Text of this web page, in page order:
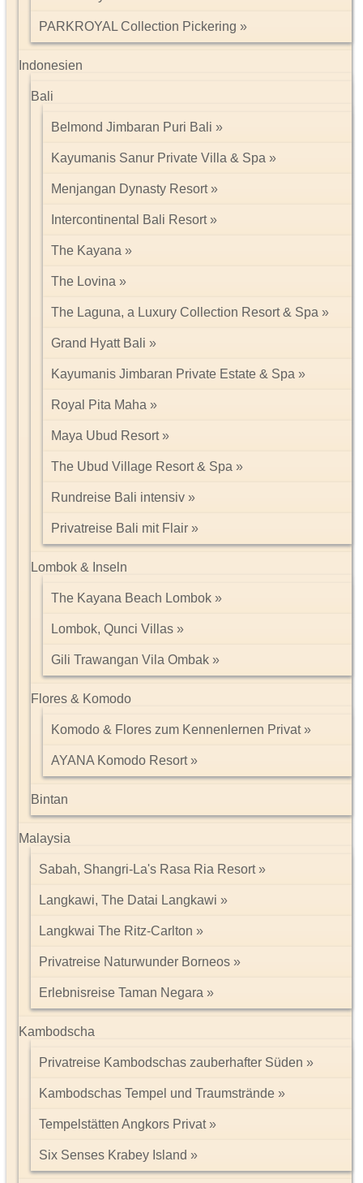
PARKROYAL Collection Pickering
Indonesien
Bali
Belmond Jimbaran Puri Bali
Kayumanis Sanur Private Villa & Spa
Menjangan Dynasty Resort
Intercontinental Bali Resort
The Kayana
The Lovina
The Laguna, a Luxury Collection Resort & Spa
Grand Hyatt Bali
Kayumanis Jimbaran Private Estate & Spa
Royal Pita Maha
Maya Ubud Resort
The Ubud Village Resort & Spa
Rundreise Bali intensiv
Privatreise Bali mit Flair
Lombok & Inseln
The Kayana Beach Lombok
Lombok, Qunci Villas
Gili Trawangan Vila Ombak
Flores & Komodo
Komodo & Flores zum Kennenlernen Privat
AYANA Komodo Resort
Bintan
Malaysia
Sabah, Shangri-La's Rasa Ria Resort
Langkawi, The Datai Langkawi
Langkwai The Ritz-Carlton
Privatreise Naturwunder Borneos
Erlebnisreise Taman Negara
Kambodscha
Privatreise Kambodschas zauberhafter Süden
Kambodschas Tempel und Traumstrände
Tempelstätten Angkors Privat
Six Senses Krabey Island